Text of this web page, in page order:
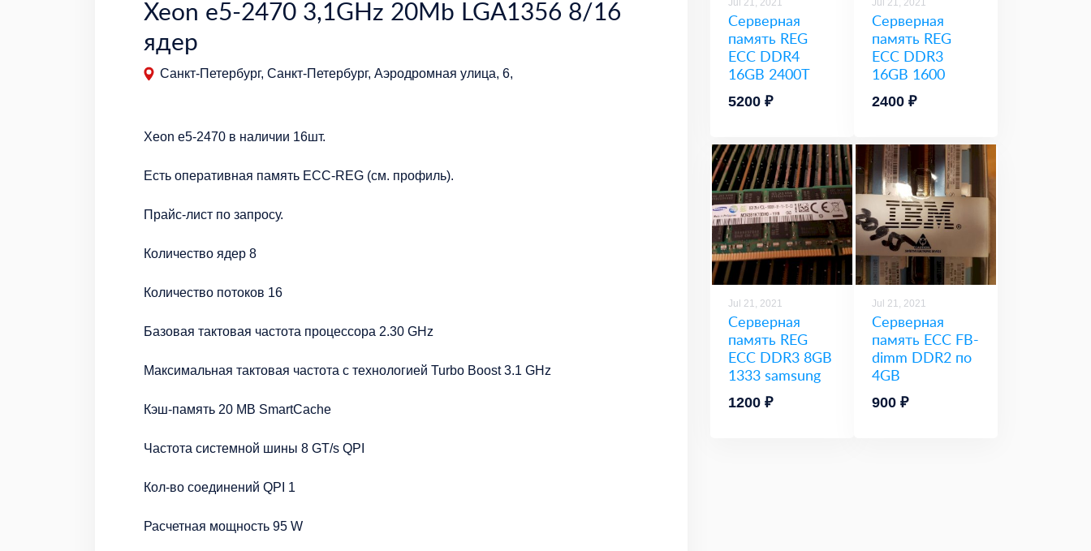
Xeon e5-2470 3,1GHz 20Mb LGA1356 8/16
ядер
Санкт-Петербург, Санкт-Петербург, Аэродромная улица, 6,
Xeon e5-2470 в наличии 16шт.
Есть оперативная память ECC-REG (см. профиль).
Прайс-лист по запросу.
Количество ядер 8
Количество потоков 16
Базовая тактовая частота процессора 2.30 GHz
Максимальная тактовая частота с технологией Turbo Boost 3.1 GHz
Кэш-память 20 MB SmartCache
Частота системной шины 8 GT/s QPI
Кол-во соединений QPI 1
Расчетная мощность 95 W
Jul 21, 2021
Серверная
память REG
ECC DDR4
16GB 2400T
5200 ₽
Jul 21, 2021
Серверная
память REG
ECC DDR3
16GB 1600
2400 ₽
Jul 21, 2021
Серверная
память REG
ECC DDR3 8GB
1333 samsung
1200 ₽
Jul 21, 2021
Серверная
память ECC FB-
dimm DDR2 по
4GB
900 ₽